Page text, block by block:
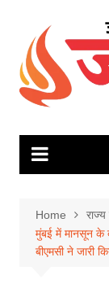
content
Home
मुंबई में मानसून के
बीएमसी ने जारी